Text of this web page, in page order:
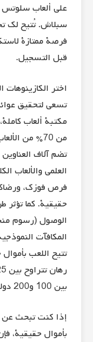
على ألعاب سلوتس
سبلاش. تُتيح لك
فرصة ممتازة
قبل التسجيل.
اختر
تسعى لتحقيق
مكتبة ألعاب
من 70% من
تضم آلاف
العلمي والألعاب
فرص فوزك،
حقيقية. كما تؤثر
الوصول (رسوم
المكافآت
بين 100 و200 دولار.
إذا كنت تبحث عن
بأموال حقيقية،